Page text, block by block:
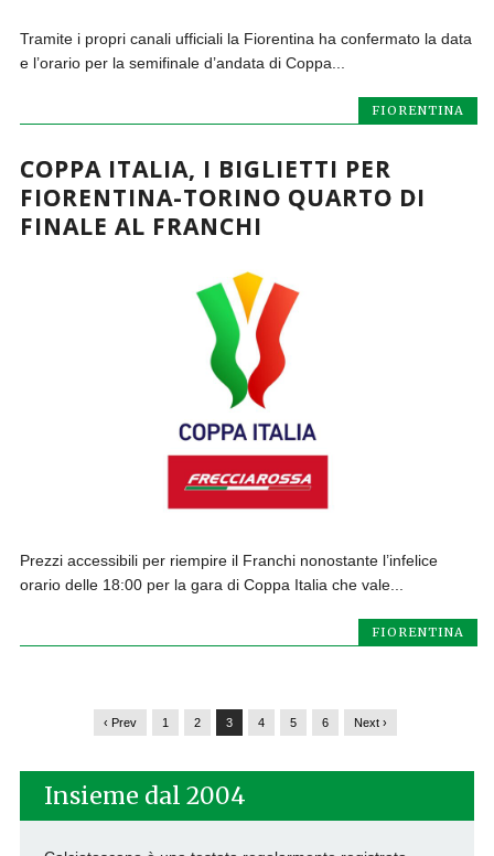
Tramite i propri canali ufficiali la Fiorentina ha confermato la data
e l’orario per la semifinale d’andata di Coppa...
FIORENTINA
COPPA ITALIA, I BIGLIETTI PER
FIORENTINA-TORINO QUARTO DI
FINALE AL FRANCHI
Prezzi accessibili per riempire il Franchi nonostante l’infelice
orario delle 18:00 per la gara di Coppa Italia che vale...
FIORENTINA
‹ Prev 1 2 3 4 5 6 Next ›
Insieme dal 2004